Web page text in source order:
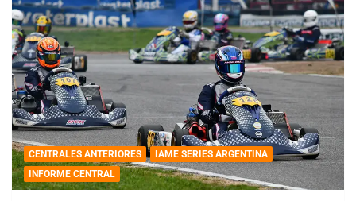
CENTRALES ANTERIORES
IAME SERIES ARGENTINA
INFORME CENTRAL